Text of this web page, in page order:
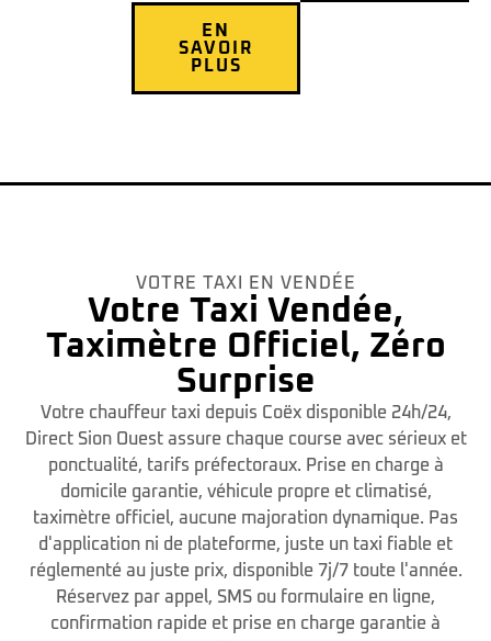
EN
SAVOIR
PLUS
VOTRE TAXI EN VENDÉE
Votre Taxi Vendée,
Taximètre Officiel, Zéro
Surprise
Votre chauffeur taxi depuis Coëx disponible 24h/24,
Direct Sion Ouest assure chaque course avec sérieux et
ponctualité, tarifs préfectoraux. Prise en charge à
domicile garantie, véhicule propre et climatisé,
taximètre officiel, aucune majoration dynamique. Pas
d'application ni de plateforme, juste un taxi fiable et
réglementé au juste prix, disponible 7j/7 toute l'année.
Réservez par appel, SMS ou formulaire en ligne,
confirmation rapide et prise en charge garantie à